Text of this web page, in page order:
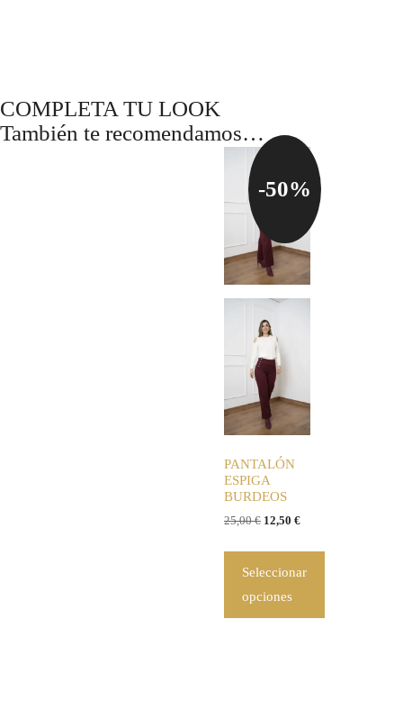
COMPLETA TU LOOK
También te recomendamos…
-50%
PANTALÓN
ESPIGA
BURDEOS
25,00€ 12,50 €
Seleccionar
opciones